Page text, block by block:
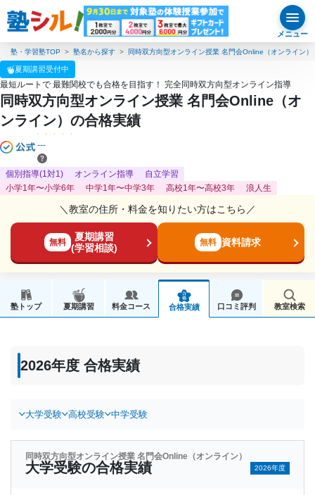
メニュー
塾・学習塾TOP 塾名から探す 同時双方向型オンライン授業 名門会Online（オンライン）
夏期講習受付中
最短ルートで 最難関校でも合格を目指す！ 完全同時双方向型オンライン指導
同時双方向型オンライン授業 名門会Online（オ
ンライン）の合格実績
---
個別指導(1対1) オンライン指導
自立学習
小学1年〜小学6年
中学1年〜中学3年 高校1年〜高校3年 浪人生
＼教室の住所・料金を知りたい方はこちら／
無料
夏期講習
(学習相談)
無料 資料請求
塾トップ 夏期講習 料金コース 合格実績 口コミ評判 教室検索
2026年度 合格実績
大学受験 高校受験 中学受験
同時双方向型オンライン授業 名門会Online（オンライン）
大学受験の合格実績 2026年度